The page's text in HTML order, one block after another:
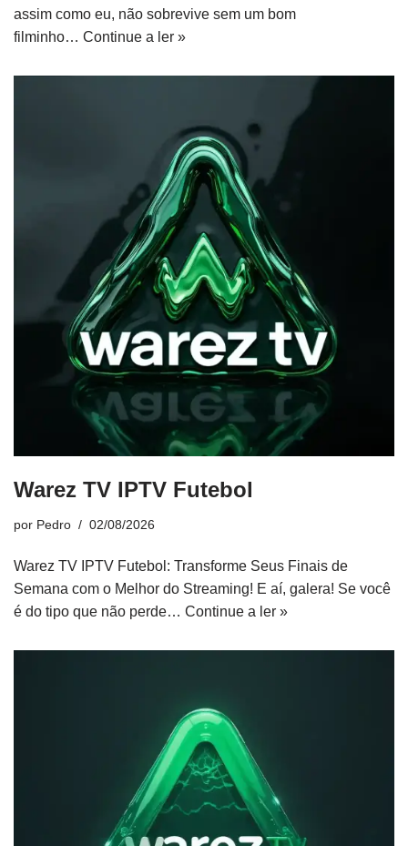
assim como eu, não sobrevive sem um bom
filminho… Continue a ler »
Warez TV IPTV Futebol
por Pedro 02/08/2026
Warez TV IPTV Futebol: Transforme Seus Finais de
Semana com o Melhor do Streaming! E aí, galera! Se você
é do tipo que não perde… Continue a ler »